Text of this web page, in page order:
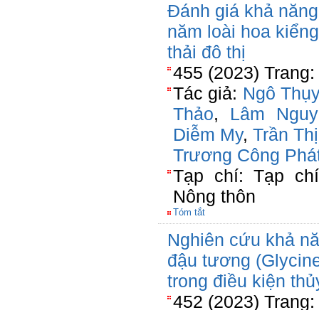
Đánh giá khả
năm loài hoa
thải đô thị
455 (2023)
Tác giả: Ngô
Thảo, Lâm
Diễm My, Trần
Trương Công
Tạp chí: Tạp
Nông thôn
Tóm tắt
Nghiên cứu khả
đậu tương
trong điều kiện
452 (2023)